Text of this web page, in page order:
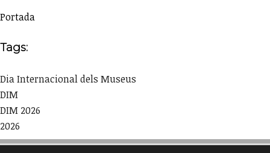
Portada
Tags:
Dia Internacional dels Museus
DIM
DIM 2026
2026